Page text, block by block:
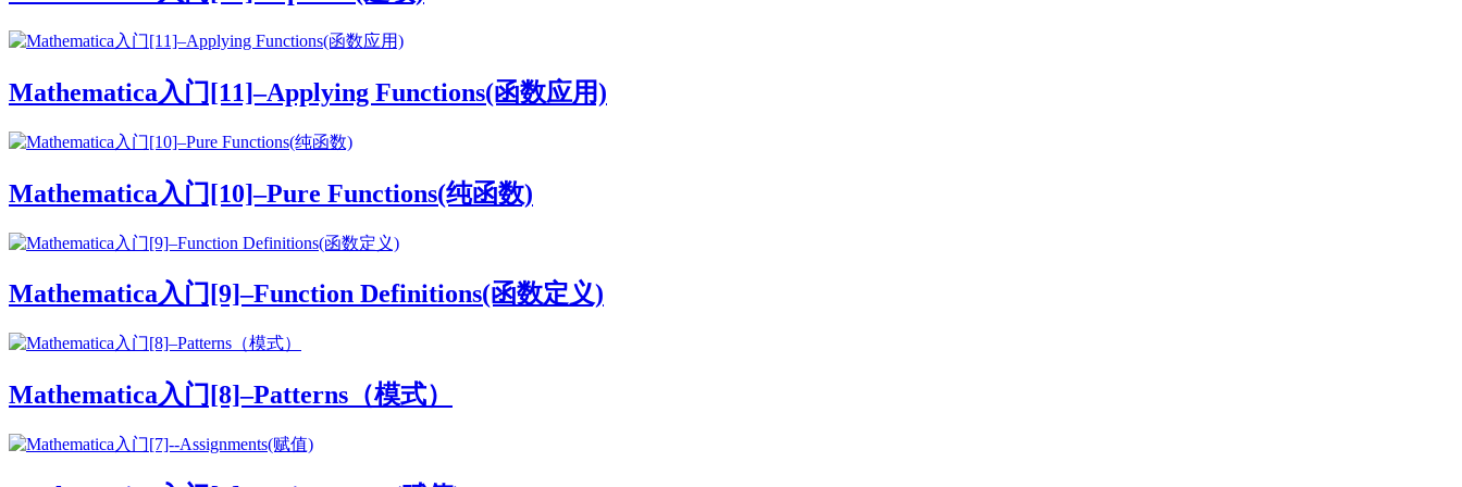
Mathematica入门[11]–Applying Functions(函数应用)
Mathematica入门[10]–Pure Functions(纯函数)
Mathematica入门[9]–Function Definitions(函数定义)
Mathematica入门[8]–Patterns（模式）